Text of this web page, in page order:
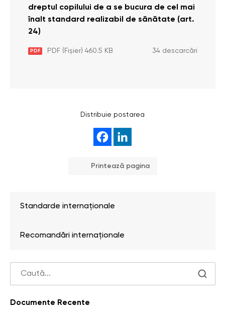
dreptul copilului de a se bucura de cel mai
înalt standard realizabil de sănătate (art.
24)
PDF PDF (Fișier) 460.5 KB 34 descarcări
Distribuie postarea
Printează pagina
Standarde internaționale
Recomandări internaționale
Documente Recente